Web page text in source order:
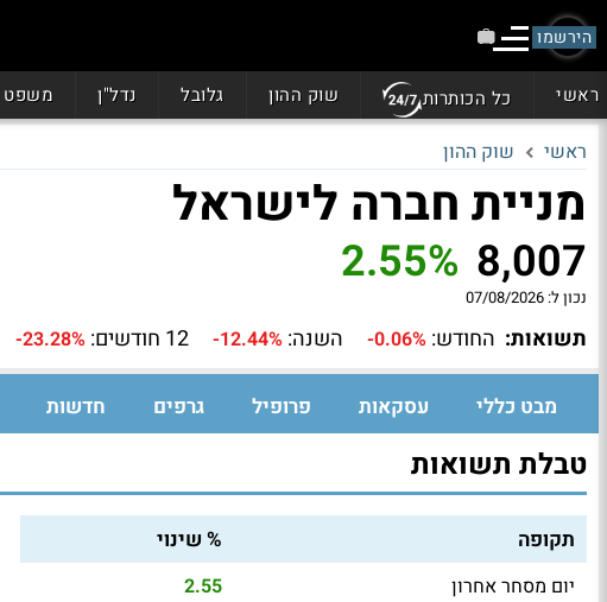
הירשמו
ראשי כל הכותרות שוק ההון גלובל נדל"ן משפט
ראשי שוק ההון
מניית חברה לישראל
8,007
2.55%
נכון ל: 07/08/2026
תשואות: החודש: -0.06% השנה: -12.44% 12 חודשים: -23.28%
מבט כללי עסקאות פרופיל גרפים חדשות
טבלת תשואות
תקופה % שינוי
יום מסחר אחרון
2.55